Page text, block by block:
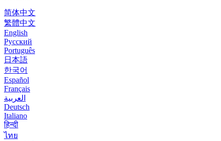
简体中文
繁體中文
English
Русский
Português
日本語
한국어
Español
Français
العربية
Deutsch
Italiano
हिन्दी
ไทย